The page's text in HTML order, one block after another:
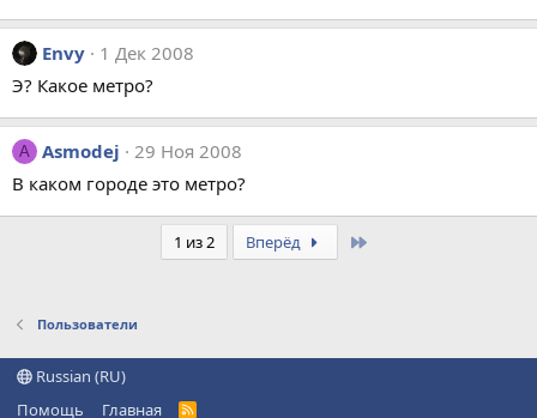
Envy
1 Дек 2008
Э? Какое метро?
A Asmodej
29 Ноя 2008
В каком городе это метро?
1 из 2 Вперёд
Пользователи
Russian (RU)
Помощь
Главная
R